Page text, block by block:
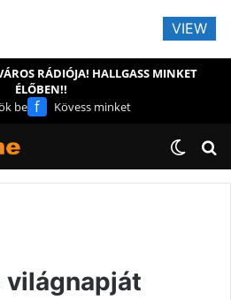
RÁDIÓJA! HALLGASS MINKET
ÉLŐBEN!!
be f Kövess minket
világnapját
VIEW